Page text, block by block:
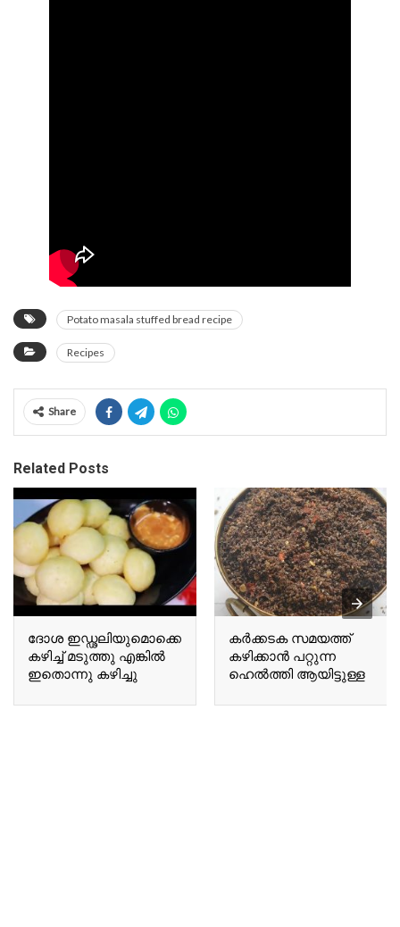
Potato masala stuffed bread recipe
Recipes
Share
Related Posts
ദോശ ഇഡ്ഢലിയുമൊക്കെ
കഴിച്ച് മടുത്തു എങ്കിൽ
ഇതൊന്നു കഴിച്ചു
of eating dosa and idli,
കർക്കടക സമയത്ത്
കഴിക്കാൻ പറ്റുന്ന
ഹെൽത്തി ആയിട്ടുള്ള
suitable for